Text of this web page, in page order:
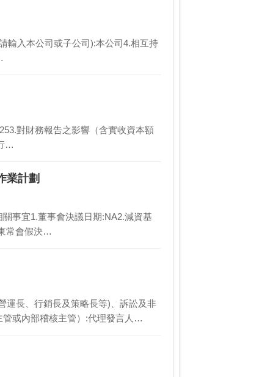
輸入本公司或子公司):本公司4.相互持
對財務報告之影響（含實收資本額
) 普通股發行…
業計劃
事宜1.董事會決議日期:NA2.減資基
常會假決…
運長、行銷長及策略長等)、訴訟及非
管或內部稽核主管）:代理發言人…